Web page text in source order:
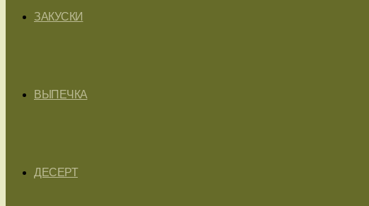
ЗАКУСКИ
ВЫПЕЧКА
ДЕСЕРТ